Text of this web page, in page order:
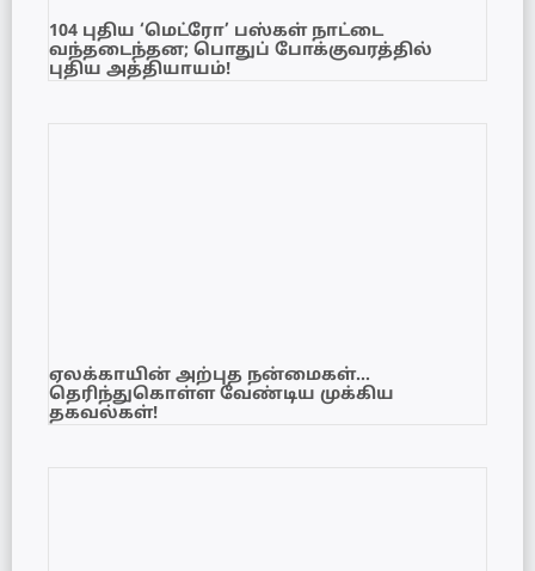
104 புதிய ‘மெட்ரோ’ பஸ்கள் நாட்டை
வந்தடைந்தன; பொதுப் போக்குவரத்தில்
புதிய அத்தியாயம்!
ஏலக்காயின் அற்புத நன்மைகள்…
தெரிந்துகொள்ள வேண்டிய முக்கிய
தகவல்கள்!